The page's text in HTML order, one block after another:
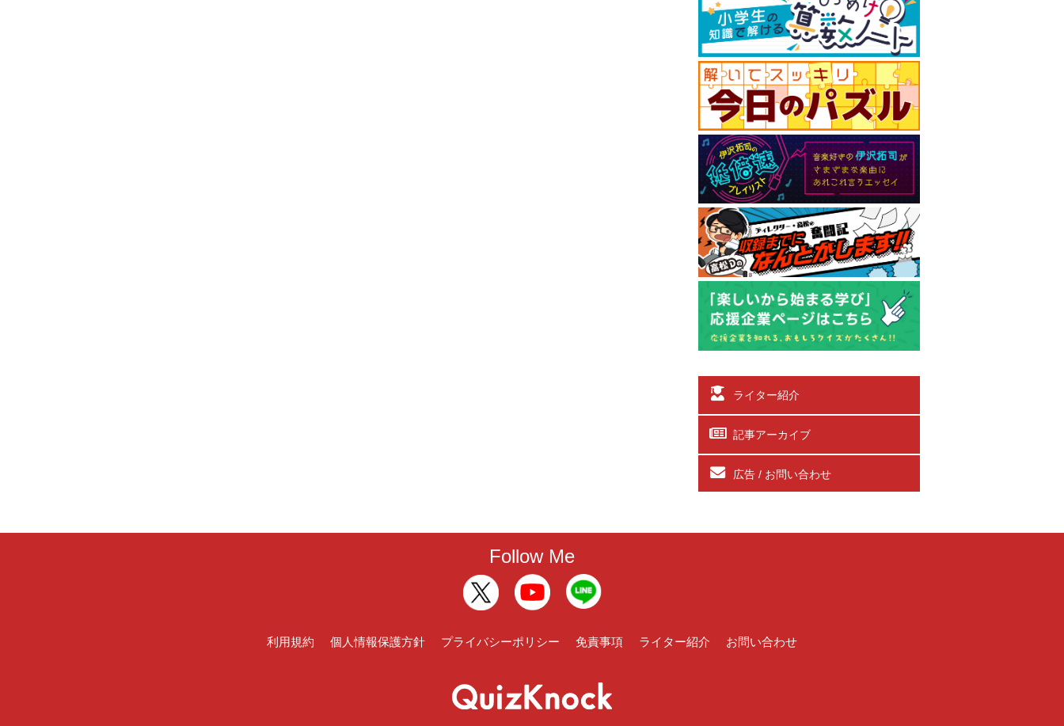
ライター紹介
記事アーカイブ
広告 / お問い合わせ
Follow Me
利用規約 個人情報保護方針 プライバシーポリシー 免責事項 ライター紹介 お問い合わせ